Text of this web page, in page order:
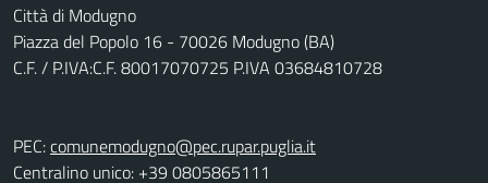
Città di Modugno
Piazza del Popolo 16 - 70026 Modugno (BA)
C.F. / P.IVA:C.F. 80017070725 P.IVA 03684810728
PEC:comunemodugno@pec.rupar.puglia.it
Centralino unico: +39 0805865111